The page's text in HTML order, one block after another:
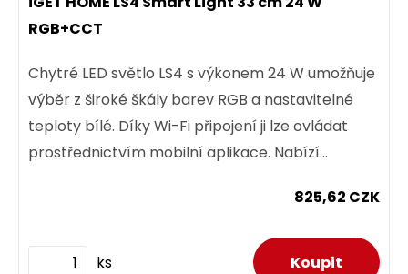
RGB+CCT
Chytré LED světlo LS4 s výkonem 24 W umožňuje
výběr z široké škály barev RGB a nastavitelné
teploty bílé. Díky Wi-Fi připojení ji lze ovládat
prostřednictvím mobilní aplikace. Nabízí
825,62 CZK
ks